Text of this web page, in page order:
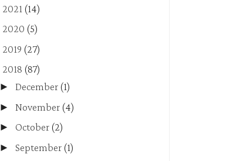
2021 (14)
2020 (5)
2019 (27)
2018 (87)
► December (1)
► November (4)
► October (2)
► September (1)